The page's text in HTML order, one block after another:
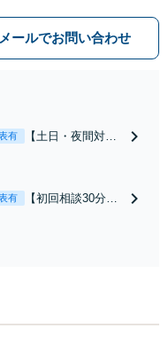
問わず相談可。可能な限り
で駆けつけサポート【労
メールでお問い合わせ
有
【土日・夜間対応
れたら、サインす
有
【初回相談30分無
お店の風評被害対